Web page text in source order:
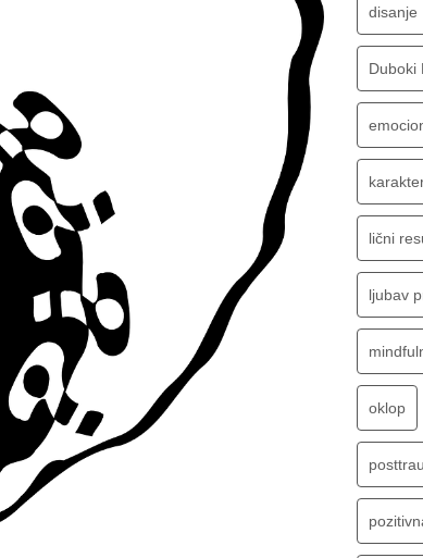
disanje
Duboki
lični
ljubav
oklop